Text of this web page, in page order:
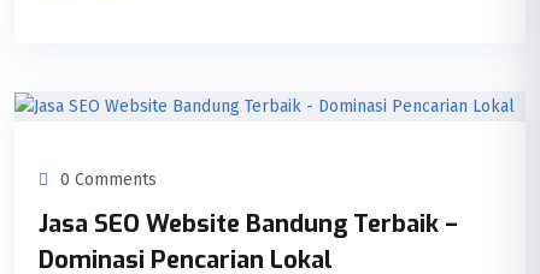
0 Comments
Jasa SEO Website Bandung Terbaik –
Dominasi Pencarian Lokal